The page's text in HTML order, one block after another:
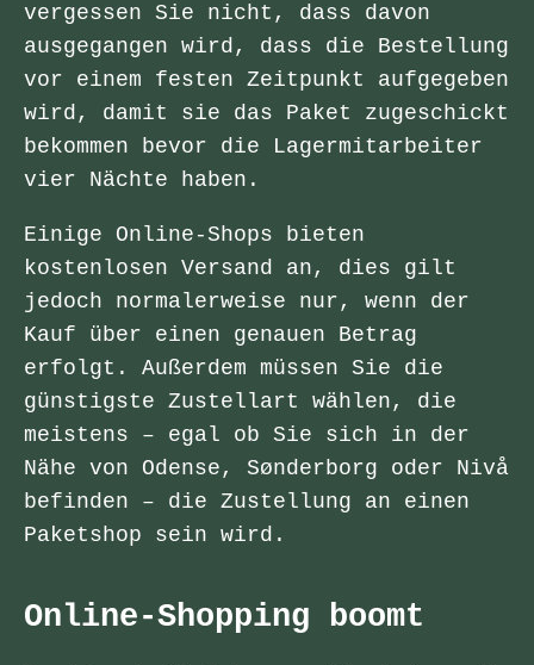
vergessen Sie nicht, dass davon
ausgegangen wird, dass die Bestellung
vor einem festen Zeitpunkt aufgegeben
wird, damit sie das Paket zugeschickt
bekommen bevor die Lagermitarbeiter
vier Nächte haben.
Einige Online-Shops bieten
kostenlosen Versand an, dies gilt
jedoch normalerweise nur, wenn der
Kauf über einen genauen Betrag
erfolgt. Außerdem müssen Sie die
günstigste Zustellart wählen, die
meistens – egal ob Sie sich in der
Nähe von Odense, Sønderborg oder Nivå
befinden – die Zustellung an einen
Paketshop sein wird.
Online-Shopping boomt